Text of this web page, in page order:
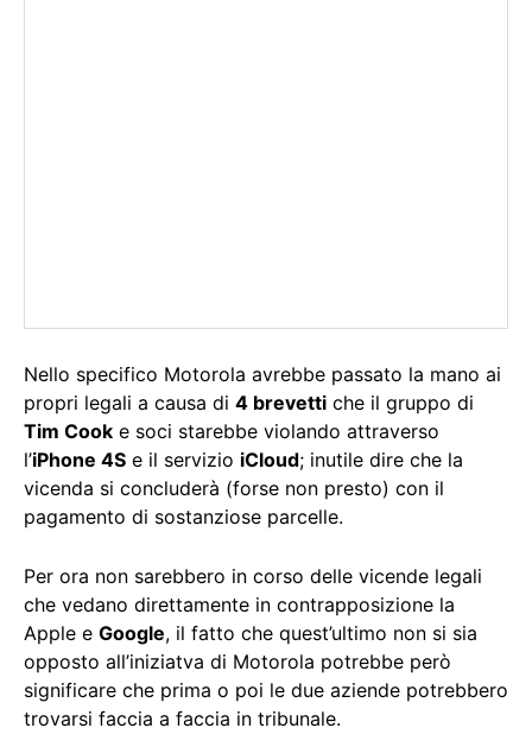
Nello specifico Motorola avrebbe passato la mano ai
propri legali a causa di 4 brevetti che il gruppo di
Tim Cook e soci starebbe violando attraverso
l’iPhone 4S e il servizio iCloud; inutile dire che la
vicenda si concluderà (forse non presto) con il
pagamento di sostanziose parcelle.
Per ora non sarebbero in corso delle vicende legali
che vedano direttamente in contrapposizione la
Apple e Google, il fatto che quest’ultimo non si sia
opposto all’iniziatva di Motorola potrebbe però
significare che prima o poi le due aziende potrebbero
trovarsi faccia a faccia in tribunale.